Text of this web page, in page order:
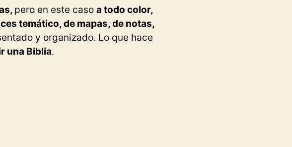
pero en este caso a todo color,
temático, de mapas, de notas,
y organizado. Lo que hace
una Biblia.